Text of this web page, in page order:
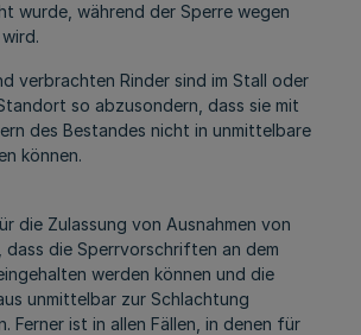
wurde, während der Sperre wegen
verbrachten Rinder sind im Stall oder
so abzusondern, dass sie mit
des Bestandes nicht in unmittelbare
können.
die Zulassung von Ausnahmen von
dass die Sperrvorschriften an dem
werden können und die
unmittelbar zur Schlachtung
Ferner ist in allen Fällen, in denen für